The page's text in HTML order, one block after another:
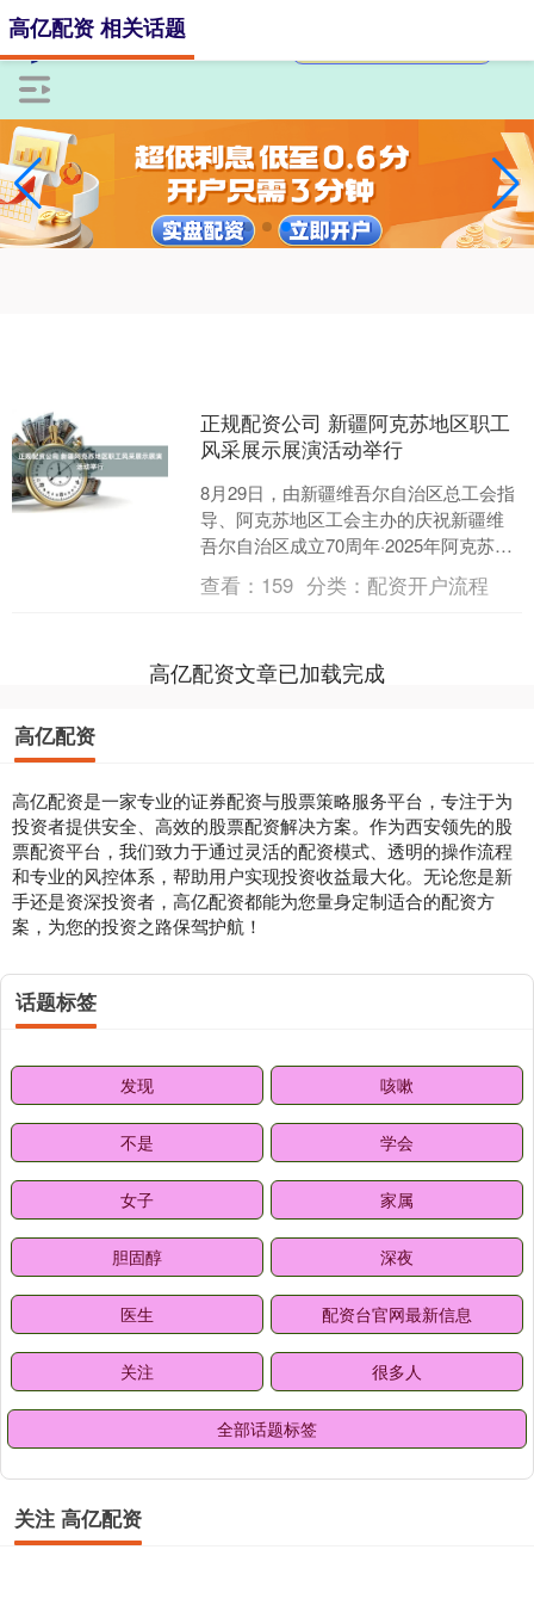
高亿配资 相关话题
正规配资公司 新疆阿克苏地区职工
风采展示展演活动举行
8月29日，由新疆维吾尔自治区总工会指
导、阿克苏地区工会主办的庆祝新疆维
吾尔自治区成立70周年·2025年阿克苏地
区职工风采展示展演活动在地区工人文
化宫举行。来....
查看： 159 分类： 配资开户流程
高亿配资文章已加载完成
高亿配资
高亿配资是一家专业的证券配资与股票策略服务平台，专注于为
投资者提供安全、高效的股票配资解决方案。作为西安领先的股
票配资平台，我们致力于通过灵活的配资模式、透明的操作流程
和专业的风控体系，帮助用户实现投资收益最大化。无论您是新
手还是资深投资者，高亿配资都能为您量身定制适合的配资方
案，为您的投资之路保驾护航！
话题标签
发现 咳嗽
不是 学会
女子 家属
胆固醇 深夜
医生 配资台官网最新信息
关注 很多人
全部话题标签
关注 高亿配资